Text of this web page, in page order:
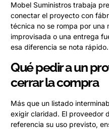
Mobel Suministros trabaja
conectar el proyecto con
técnica no se rompa por una
improvisada o una entrega
esa diferencia se nota rápido.
Qué pedir a un
cerrar la compra
Más que un listado
exigir claridad. El proveedor
referencia su uso previsto,